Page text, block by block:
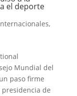
el deporte
,
Mundial del
paso firme
de